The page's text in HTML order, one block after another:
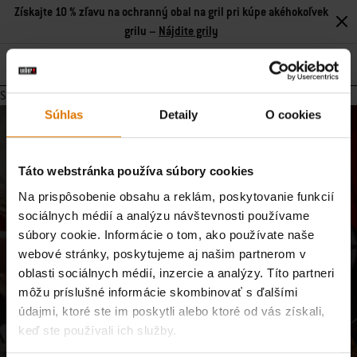
Súhlas Detaily O cookies
Táto webstránka používa súbory cookies
Na prispôsobenie obsahu a reklám, poskytovanie funkcií
sociálnych médií a analýzu návštevnosti používame
súbory cookie. Informácie o tom, ako používate naše
webové stránky, poskytujeme aj našim partnerom v
oblasti sociálnych médií, inzercie a analýzy. Títo partneri
môžu príslušné informácie skombinovať s ďalšími
údajmi, ktoré ste im poskytli alebo ktoré od vás získali,
keď ste používali ich služby.
Search
Získajte 10 % zľavu na ochranný obal na gril pri kúpe akéhokoľvek
grilu – Nájdite grily
Stránka neobsahuje žiadny obsah.
Pridajte sa k našej komunite
E-mailové aktualizácie od našej komunity majstrov grilovania,
nadšencov jedla a milovníkov varenia v prírode.
E-mailová adresa Prihlásiť sa
Zaregistrujte ma na odber e-mailov od spoločností Weber-Stephen Deutschland
GmbH a Weber-Stephen CZ&SK spol. s r.o., aby som dostával exkluzívny obsah
Weber, ako sú recepty, informácie o výrobkoch, nadchádzajúce podujatia a
spotrebiteľské prieskumy, a to s použitím informácií, ktoré som poskytol pri